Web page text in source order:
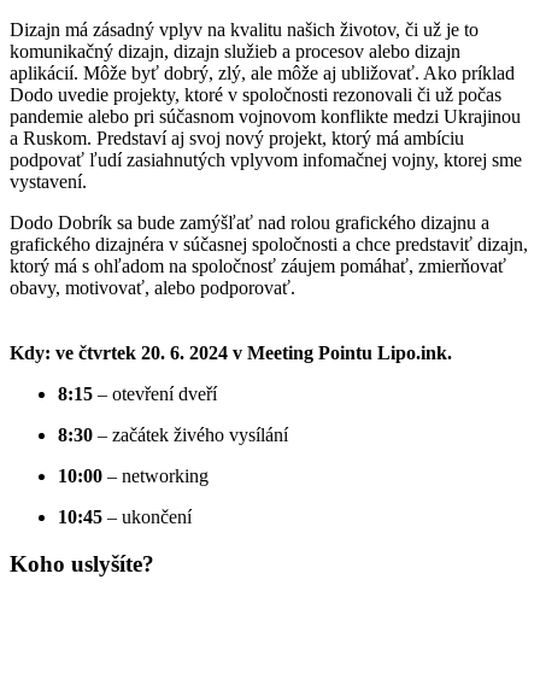
Dizajn má zásadný vplyv na kvalitu našich životov, či už je to
komunikačný dizajn, dizajn služieb a procesov alebo dizajn
aplikácií. Môže byť dobrý, zlý, ale môže aj ubližovať. Ako príklad
Dodo uvedie projekty, ktoré v spoločnosti rezonovali či už počas
pandemie alebo pri súčasnom vojnovom konflikte medzi Ukrajinou
a Ruskom. Predstaví aj svoj nový projekt, ktorý má ambíciu
podpovať ľudí zasiahnutých vplyvom infomačnej vojny, ktorej sme
vystavení.
Dodo Dobrík sa bude zamýšľať nad rolou grafického dizajnu a
grafického dizajnéra v súčasnej spoločnosti a chce predstaviť dizajn,
ktorý má s ohľadom na spoločnosť záujem pomáhať, zmierňovať
obavy, motivovať, alebo podporovať.
Kdy: ve čtvrtek 20. 6. 2024 v Meeting Pointu Lipo.ink.
8:15 – otevření dveří
8:30 – začátek živého vysílání
10:00 – networking
10:45 – ukončení
Koho uslyšíte?